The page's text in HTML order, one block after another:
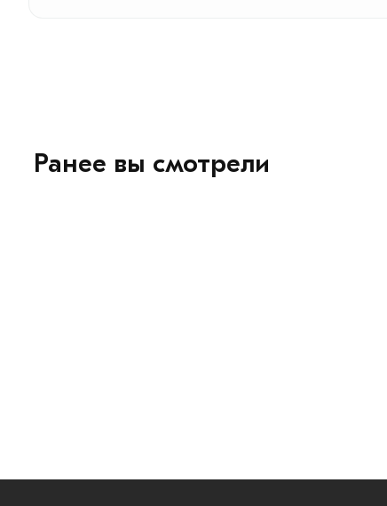
Ранее вы смотрели